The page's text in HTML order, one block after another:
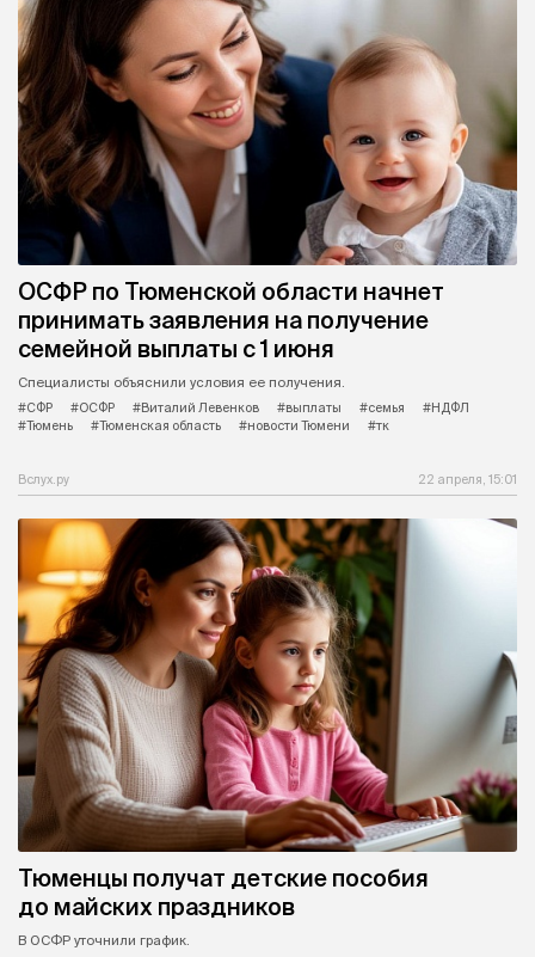
ОСФР по Тюменской области начнет
принимать заявления на получение
семейной выплаты с 1 июня
Специалисты объяснили условия ее получения.
#СФР
#ОСФР #Виталий Левенков #выплаты #семья
#НДФЛ
#Тюмень
#Тюменская область #новости Тюмени #тк
Вслух.ру 22 апреля, 15:01
Тюменцы получат детские пособия
до майских праздников
В ОСФР уточнили график.